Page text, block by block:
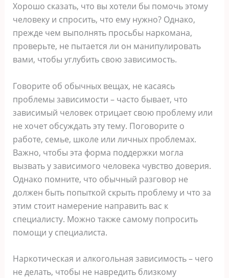
Хорошо сказать, что вы хотели бы помочь этому
человеку и спросить, что ему нужно? Однако,
прежде чем выполнять просьбы наркомана,
проверьте, не пытается ли он манипулировать
вами, чтобы углубить свою зависимость.
Говорите об обычных вещах, не касаясь
проблемы зависимости – часто бывает, что
зависимый человек отрицает свою проблему или
не хочет обсуждать эту тему. Поговорите о
работе, семье, школе или личных проблемах.
Важно, чтобы эта форма поддержки могла
вызвать у зависимого человека чувство доверия.
Однако помните, что обычный разговор не
должен быть попыткой скрыть проблему и что за
этим стоит намерение направить вас к
специалисту. Можно также самому попросить
помощи у специалиста.
Наркотическая и алкогольная зависимость – чего
не делать, чтобы не навредить близкому